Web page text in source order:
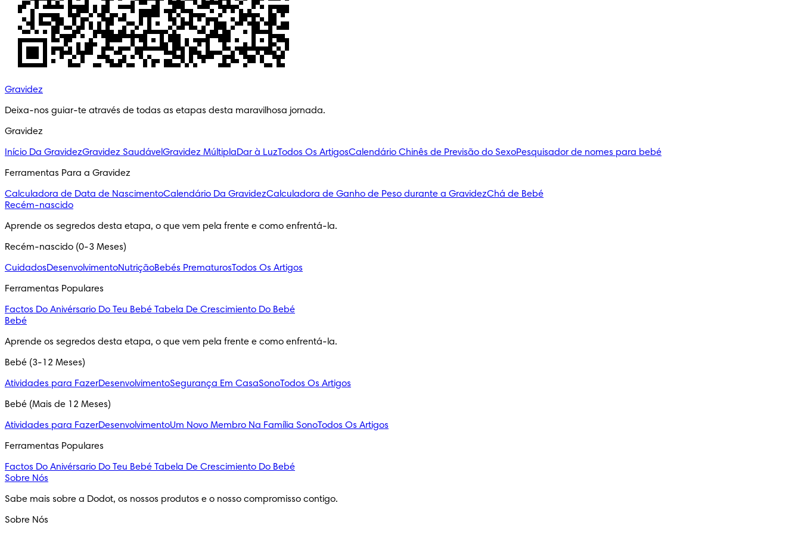
Gravidez
Deixa-nos guiar-te através de todas as etapas desta maravilhosa jornada.
Gravidez
Início Da GravidezGravidez SaudávelGravidez MúltiplaDar à LuzTodos Os ArtigosCalendário Chinês de Previsão do SexoPesquisador de nomes para bebé
Ferramentas Para a Gravidez
Calculadora de Data de NascimentoCalendário Da GravidezCalculadora de Ganho de Peso durante a GravidezChá de Bebé
Recém-nascido
Aprende os segredos desta etapa, o que vem pela frente e como enfrentá-la.
Recém-nascido (0-3 Meses)
CuidadosDesenvolvimentoNutriçãoBebés PrematurosTodos Os Artigos
Ferramentas Populares
Factos Do Anivérsario Do Teu Bebé Tabela De Crescimiento Do Bebé
Bebé
Aprende os segredos desta etapa, o que vem pela frente e como enfrentá-la.
Bebé (3-12 Meses)
Atividades para FazerDesenvolvimentoSegurança Em CasaSonoTodos Os Artigos
Bebé (Mais de 12 Meses)
Atividades para FazerDesenvolvimentoUm Novo Membro Na Família SonoTodos Os Artigos
Ferramentas Populares
Factos Do Anivérsario Do Teu Bebé Tabela De Crescimiento Do Bebé
Sobre Nós
Sabe mais sobre a Dodot, os nossos produtos e o nosso compromisso contigo.
Sobre Nós